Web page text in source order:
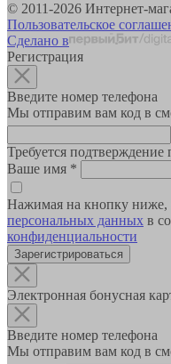
© 2011-2026 Интернет-
Пользовательское
Сделано в
Регистрация
Введите номер телефона
Мы отправим вам код в
Требуется подтверждение
Ваше имя *
Нажимая на кнопку ниже,
персональных данных в
конфиденциальности
Зарегистрироваться
Электронная бонусная
Введите номер телефона
Мы отправим вам код в